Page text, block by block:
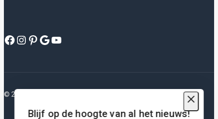
© 2026 Plotterfolie
Blijf op de hoogte van al het nieuws!